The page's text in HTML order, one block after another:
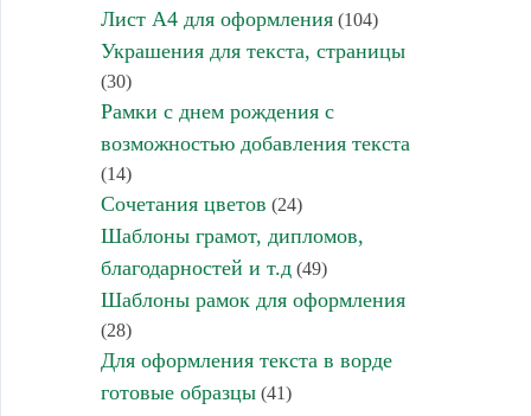
Лист А4 для оформления(104)
Украшения для текста, страницы
(30)
Рамки с днем рождения с
возможностью добавления текста
(14)
Сочетания цветов (24)
Шаблоны грамот, дипломов,
благодарностей и т.д(49)
Шаблоны рамок для оформления
(28)
Для оформления текста в ворде
готовые образцы(41)